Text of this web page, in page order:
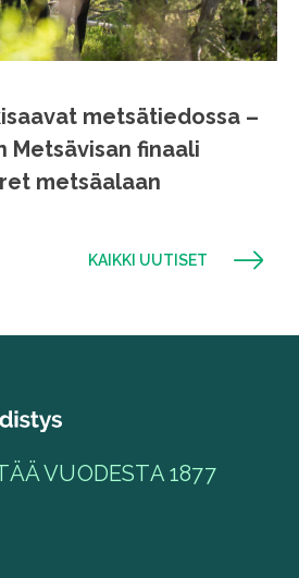
metsätiedossa –
Metsävisan finaali
metsäalaan
KAIKKI UUTISET
VUODESTA 1877